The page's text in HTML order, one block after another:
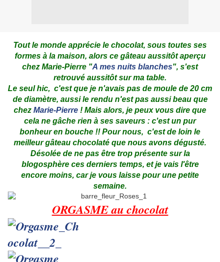
Tout le monde apprécie le chocolat, sous toutes ses
formes à la maison, alors ce gâteau aussitôt aperçu
chez Marie-Pierre "A mes nuits blanches", s'est
retrouvé aussitôt sur ma table.
Le seul hic, c'est que je n'avais pas de moule de 20 cm
de diamètre, aussi le rendu n'est pas aussi beau que
chez Marie-Pierre ! Mais alors, je peux vous dire que
cela ne gâche rien à ses saveurs : c'est un pur
bonheur en bouche !! Pour nous, c'est de loin le
meilleur gâteau chocolaté que nous avons dégusté.
Désolée de ne pas être trop présente sur la
blogosphère ces derniers temps, et je vais l'être
encore moins, car je vous laisse pour une petite
semaine.
ORGASME au chocolat